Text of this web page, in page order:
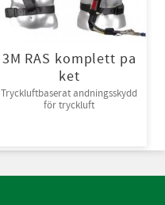
3M RAS komplett pa
ket
Tryckluftbaserat andningsskydd
för tryckluft